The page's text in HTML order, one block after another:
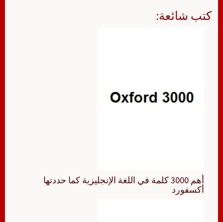
كتب شائعة:
أهم 3000 كلمة في اللغة الإنجليزية كما حددتها
أكسفورد